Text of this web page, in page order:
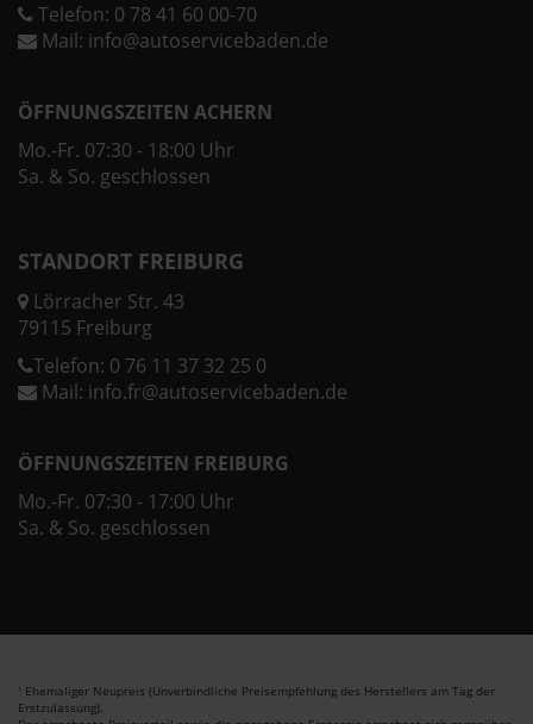
Telefon: 0 78 41 60 00-70
Mail: info@autoservicebaden.de
ÖFFNUNGSZEITEN ACHERN
Mo.-Fr. 07:30 - 18:00 Uhr
Sa. & So. geschlossen
STANDORT FREIBURG
Lörracher Str. 43
79115 Freiburg
Telefon: 0 76 11 37 32 25 0
Mail: info.fr@autoservicebaden.de
ÖFFNUNGSZEITEN FREIBURG
Mo.-Fr. 07:30 - 17:00 Uhr
Sa. & So. geschlossen
1 Ehemaliger Neupreis (Unverbindliche Preisempfehlung des Herstellers am Tag der
Erstzulassung).